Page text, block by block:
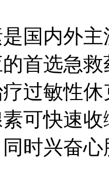
内外主
首选急
过敏性
可快速
时兴奋